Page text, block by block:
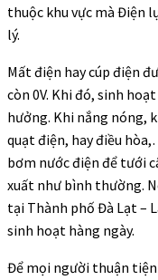
thuộc khu vực mà Điện
lý.
Mất điện hay cúp điện
còn 0V. Khi đó, sinh
hưởng. Khi nắng nóng,
quạt điện, hay điều
bơm nước điện để tưới
xuất như bình thường.
tại Thành phố Đà Lạt –
sinh hoạt hàng ngày.
Để mọi người thuận